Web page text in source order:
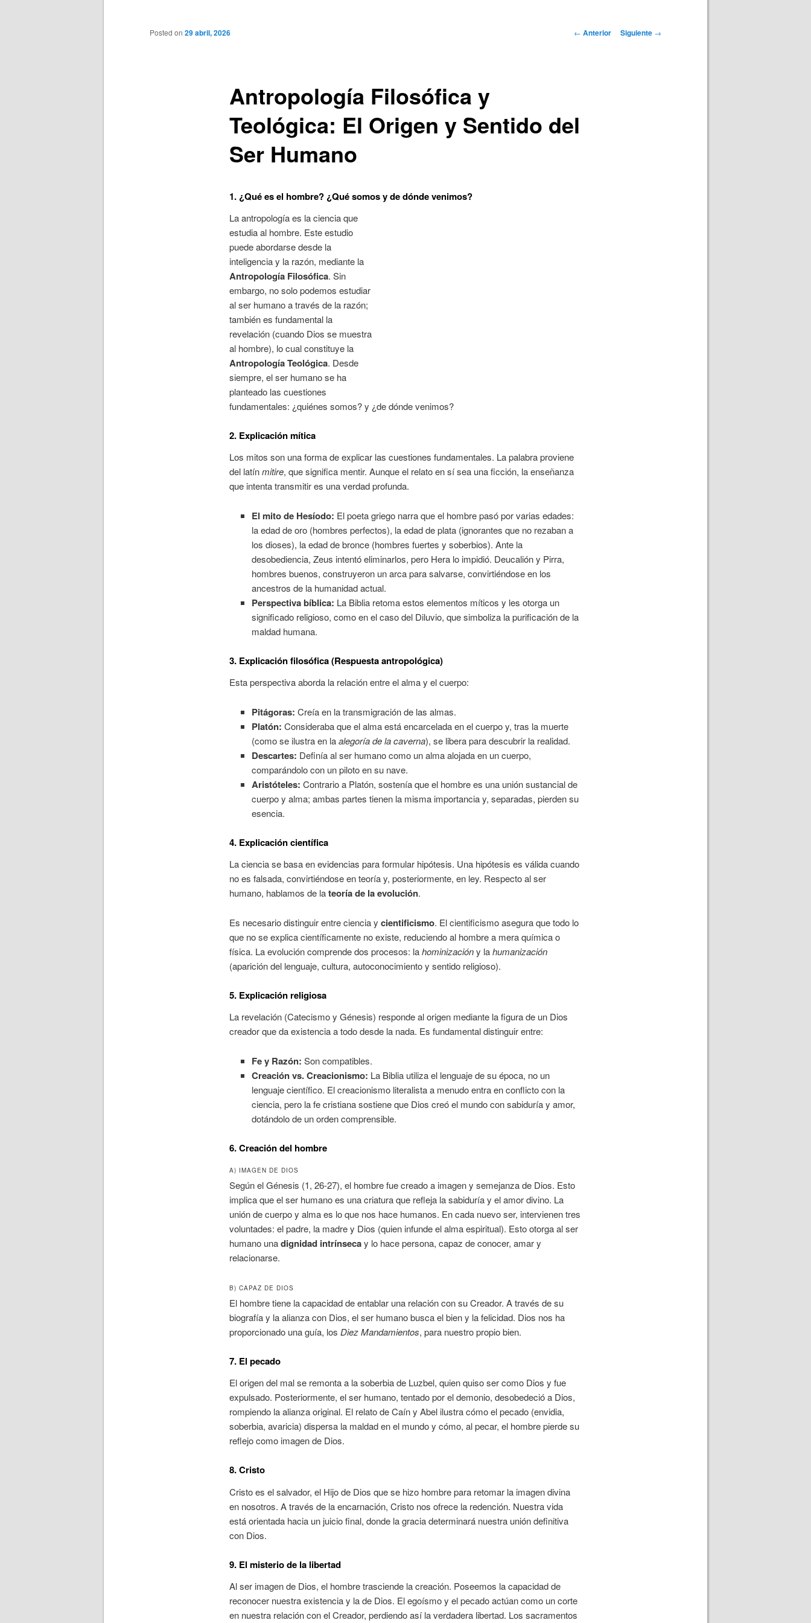
Navegación
← Anterior Siguiente →
Antropología Filosófica y
Teológica: El Origen y Sentido del
Ser Humano
Posted on 29 abril, 2026
1. ¿Qué es el hombre? ¿Qué somos y de dónde venimos?
La antropología es la ciencia que
estudia al hombre. Este estudio
puede abordarse desde la
inteligencia y la razón, mediante la
Antropología Filosófica. Sin
embargo, no solo podemos estudiar
al ser humano a través de la razón;
también es fundamental la
revelación (cuando Dios se muestra
al hombre), lo cual constituye la
Antropología Teológica. Desde
siempre, el ser humano se ha
planteado las cuestiones
fundamentales: ¿quiénes somos?y ¿de dónde venimos?
2. Explicación mítica
Los mitos son una forma de explicar las cuestiones fundamentales. La palabra proviene
del latínmitire, que significa mentir. Aunque el relato en sí sea una ficción, la enseñanza
que intenta transmitir es una verdad profunda.
El mito de Hesíodo: El poeta griego narra que el hombre pasó por varias edades:
la edad de oro (hombres perfectos), la edad de plata (ignorantes que no rezaban a
los dioses), la edad de bronce (hombres fuertes y soberbios). Ante la
desobediencia, Zeus intentó eliminarlos, pero Hera lo impidió. Deucalión y Pirra,
hombres buenos, construyeron un arca para salvarse, convirtiéndose en los
ancestros de la humanidad actual.
Perspectiva bíblica: La Biblia retoma estos elementos míticos y les otorga un
significado religioso, como en el caso del Diluvio, que simboliza la purificación de la
maldad humana.
3. Explicación filosófica (Respuesta antropológica)
Esta perspectiva aborda la relación entre el alma y el cuerpo:
Pitágoras: Creía en la transmigración de las almas.
Platón: Consideraba que el alma está encarcelada en el cuerpo y, tras la muerte
(como se ilustra en laalegoría de la caverna), se libera para descubrir la realidad.
Descartes: Definía al ser humano como un alma alojada en un cuerpo,
comparándolo con un piloto en su nave.
Aristóteles: Contrario a Platón, sostenía que el hombre es una unión sustancial de
cuerpo y alma; ambas partes tienen la misma importancia y, separadas, pierden su
esencia.
4. Explicación científica
La ciencia se basa en evidencias para formular hipótesis. Una hipótesis es válida cuando
no es falsada, convirtiéndose en teoría y, posteriormente, en ley. Respecto al ser
humano, hablamos de lateoría de la evolución.
Es necesario distinguir entre ciencia y cientificismo. El cientificismo asegura que todo lo
que no se explica científicamente no existe, reduciendo al hombre a mera química o
física. La evolución comprende dos procesos: lahominizacióny lahumanización
(aparición del lenguaje, cultura, autoconocimiento y sentido religioso).
5. Explicación religiosa
La revelación (Catecismo y Génesis) responde al origen mediante la figura de un Dios
creador que da existencia a todo desde la nada. Es fundamental distinguir entre:
Fe y Razón: Son compatibles.
Creación vs. Creacionismo: La Biblia utiliza el lenguaje de su época, no un
lenguaje científico. El creacionismo literalista a menudo entra en conflicto con la
ciencia, pero la fe cristiana sostiene que Dios creó el mundo con sabiduría y amor,
dotándolo de un orden comprensible.
6. Creación del hombre
A) IMAGEN DE DIOS
Según el Génesis (1, 26-27), el hombre fue creado a imagen y semejanza de Dios. Esto
implica que el ser humano es una criatura que refleja la sabiduría y el amor divino. La
unión de cuerpo y alma es lo que nos hace humanos. En cada nuevo ser, intervienen tres
voluntades: el padre, la madre y Dios (quien infunde el alma espiritual). Esto otorga al ser
humano unadignidad intrínsecay lo hace persona, capaz de conocer, amar y
relacionarse.
B) CAPAZ DE DIOS
El hombre tiene la capacidad de entablar una relación con su Creador. A través de su
biografía y la alianza con Dios, el ser humano busca el bien y la felicidad. Dios nos ha
proporcionado una guía, los Diez Mandamientos, para nuestro propio bien.
7. El pecado
El origen del mal se remonta a la soberbia de Luzbel, quien quiso ser como Dios y fue
expulsado. Posteriormente, el ser humano, tentado por el demonio, desobedeció a Dios,
rompiendo la alianza original. El relato de Caín y Abel ilustra cómo el pecado (envidia,
soberbia, avaricia) dispersa la maldad en el mundo y cómo, al pecar, el hombre pierde su
reflejo como imagen de Dios.
8. Cristo
Cristo es el salvador, el Hijo de Dios que se hizo hombre para retomar la imagen divina
en nosotros. A través de la encarnación, Cristo nos ofrece la redención. Nuestra vida
está orientada hacia un juicio final, donde la gracia determinará nuestra unión definitiva
con Dios.
9. El misterio de la libertad
Al ser imagen de Dios, el hombre trasciende la creación. Poseemos la capacidad de
reconocer nuestra existencia y la de Dios. El egoísmo y el pecado actúan como un corte
en nuestra relación con el Creador, perdiendo así la verdadera libertad. Los sacramentos